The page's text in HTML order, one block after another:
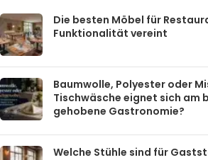
Die besten Möbel für
Funktionalität vereint
Baumwolle, Polyester oder
Tischwäsche eignet sich am
gehobene Gastronomie?
Welche Stühle sind für